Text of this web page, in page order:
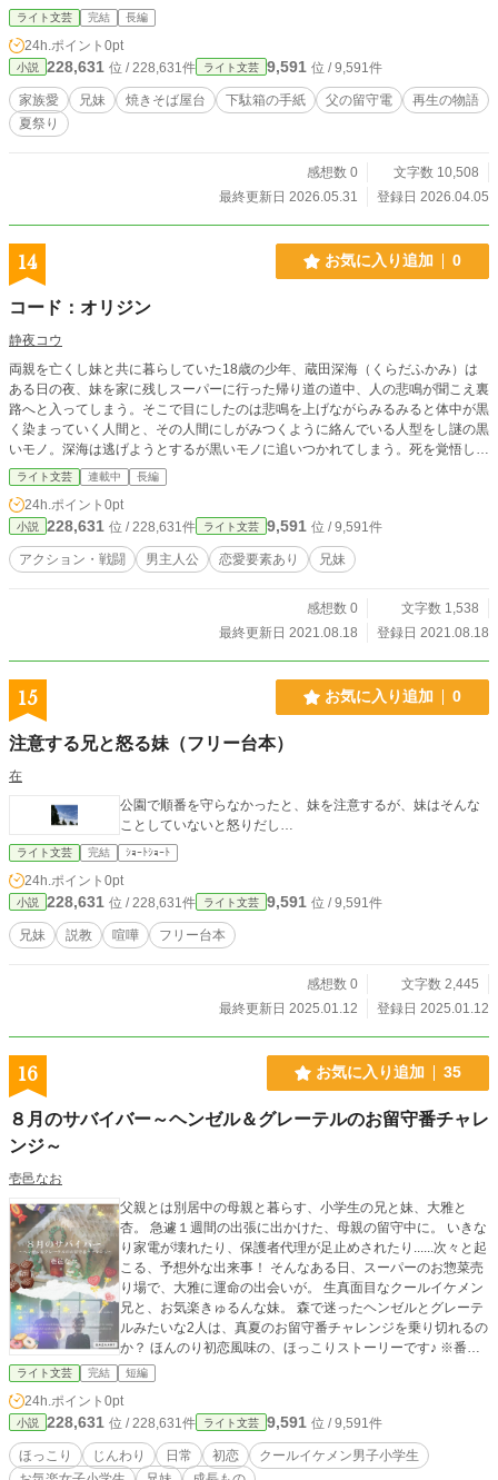
る。母は亡き夫の味を守ろうとして言葉をのみ込み、叔父の靖央と従姉のたばさ
も、それぞれの距離から家族を支えている。 四月、亮太の下駄箱に「本当は
嫌いなんだよね」とだけ書かれた紙が入る。折しも家では、父が遺した焼きそば
屋台を畳むかどうかで空気が張りつめていた。そこへ夏祭りの出店依頼が入り、
家族はいやおうなく同じ鉄板の前へ引き戻される。出店準備の衝突、父の留守
電、六月の夕立、七月の夏祭りを経て、家族が嫌っていたのは屋台そのものでは
なく、父の不在を突きつけられる痛みだったとわかっていく。 守るべきもの
ライト文芸 完結 長編
24h.ポイント 0pt
小説 228,631 位 / 228,631件 ライト文芸 9,591 位 / 9,591件
家族愛 兄妹 焼きそば屋台 下駄箱の手紙 父の留守電
再生の物語
夏祭り
感想数 0
文字数 10,508
最終更新日 2026.05.31
登録日 2026.04.05
14 お気に入り追加 0
コード：オリジン
静夜コウ
両親を亡くし妹と共に暮らしていた18歳の少年、蔵田深海（くらだふかみ）は
ある日の夜、妹を家に残しスーパーに行った帰り道の道中、人の悲鳴が聞こえ裏
路へと入ってしまう。そこで目にしたのは悲鳴を上げながらみるみると体中が黒
く染まっていく人間と、その人間にしがみつくように絡んでいる人型をし謎の黒
いモノ。深海は逃げようとするが黒いモノに追いつかれてしまう。死を覚悟した
瞬間、 「君、アレが何だか知ってるの？」 何者かの声がきこえた。 これはある
少年が世の悪の原点を切り裂く、そんな簡単な物語。 原点はー ー簡単に根絶で
きないって分かってるんだ。
ライト文芸 連載中 長編
24h.ポイント 0pt
小説 228,631 位 / 228,631件 ライト文芸 9,591 位 / 9,591件
アクション・戦闘 男主人公 恋愛要素あり 兄妹
感想数 0
文字数 1,538
最終更新日 2021.08.18
登録日 2021.08.18
15 お気に入り追加 0
注意する兄と怒る妹（フリー台本）
在
公園で順番を守らなかったと、妹を注意するが、妹はそんな
ことしていないと怒りだし…
ライト文芸 完結 ｼｮｰﾄｼｮｰﾄ
24h.ポイント 0pt
小説 228,631 位 / 228,631件 ライト文芸 9,591 位 / 9,591件
兄妹 説教 喧嘩 フリー台本
感想数 0
文字数 2,445
最終更新日 2025.01.12
登録日 2025.01.12
16 お気に入り追加 35
８月のサバイバー～ヘンゼル＆グレーテルのお留守番チャレ
ンジ～
壱邑なお
父親とは別居中の母親と暮らす、小学生の兄と妹、大雅と
杏。 急遽１週間の出張に出かけた、母親の留守中に。 いきな
り家電が壊れたり、保護者代理が足止めされたり......次々と起
こる、予想外な出来事！ そんなある日、スーパーのお惣菜売
り場で、大雅に運命の出会いが。 生真面目なクールイケメン
兄と、お気楽きゅるんな妹。 森で迷ったヘンゼルとグレーテ
ルみたいな2人は、真夏のお留守番チャレンジを乗り切れるの
か？ ほんのり初恋風味の、ほっこりストーリーです♪ ※番外
編『ほしこよい』を完結しました。（2024/7/19） ※番外編
２『あまつかぜ』を完結しました。（2024/8/23） ※番外編
３『くものみね 』を完結しました。（2024/9/27） ※ 番外編
４『万聖節』を完結しました。（2024/10/25） ※番外編５
『待降節 』を完結しました（2024/12/20） ※番外編６『生誕
祭』を完結しました（2024/12/30） 表紙絵は、あさぎ かな様
ライト文芸 完結 短編
24h.ポイント 0pt
小説 228,631 位 / 228,631件 ライト文芸 9,591 位 / 9,591件
ほっこり じんわり 日常 初恋
クールイケメン男子小学生